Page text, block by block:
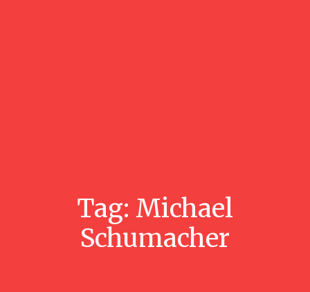
Tag: Michael
Schumacher